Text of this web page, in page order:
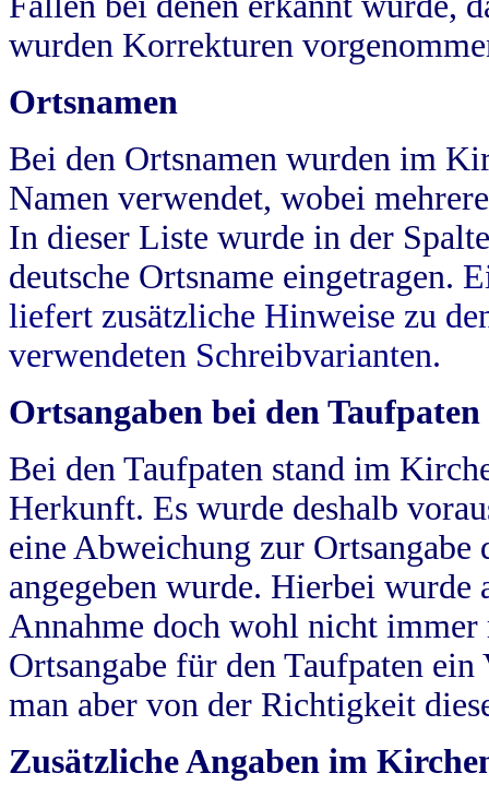
wurden Korrekturen
Ortsnamen
Bei den Ortsnamen wurden im
Namen verwendet, wobei
In dieser Liste wurde in der
deutsche Ortsname eingetragen.
liefert zusätzliche Hinweise zu
verwendeten Schreibvarianten.
Ortsangaben bei den Taufpaten
Bei den Taufpaten stand im
Herkunft. Es wurde deshalb
eine Abweichung zur
angegeben wurde. Hierbei wurde
Annahme doch wohl nicht
Ortsangabe für den Taufpaten
man aber von der Richtigkeit
Zusätzliche Angaben im